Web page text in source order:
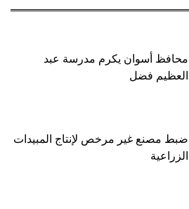
محافظ أسوان يكرم مدرسة عبد
العظيم فضل
ضبط مصنع غير مرخص لإنتاج المبيدات
الزراعية